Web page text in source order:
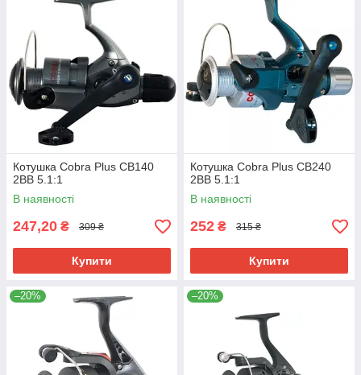
Котушка Cobra Plus СВ140
2BB 5.1:1
В наявності
247,20 ₴ 309 ₴
Купити
Котушка Cobra Plus СВ240
2BB 5.1:1
В наявності
252 ₴ 315 ₴
Купити
–20% –20%